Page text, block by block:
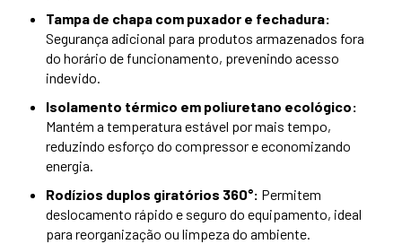
Tampa de chapa com puxador e fechadura:
Segurança adicional para produtos armazenados fora
do horário de funcionamento, prevenindo acesso
indevido.
Isolamento térmico em poliuretano ecológico:
Mantém a temperatura estável por mais tempo,
reduzindo esforço do compressor e economizando
energia.
Rodízios duplos giratórios 360°: Permitem
deslocamento rápido e seguro do equipamento, ideal
para reorganização ou limpeza do ambiente.